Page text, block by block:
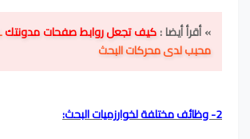
» أقرأ أيضا :كيف تجعل روابط صفحات مدونتك
محبب لدى محركات البحث
2- وظائف مختلفة لخوارزميات البحث: